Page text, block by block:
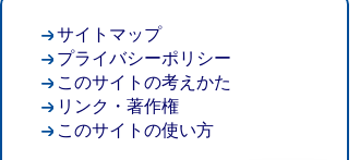
サイトマップ
プライバシーポリシー
このサイトの考えかた
リンク・著作権
このサイトの使い方